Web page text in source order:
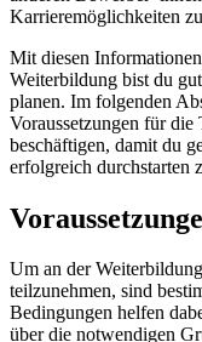
Karrieremöglichkeiten
Mit diesen
Weiterbildung bist du
planen. Im folgenden
Voraussetzungen für
beschäftigen, damit du
erfolgreich durchstarten
Um an der
teilzunehmen, sind
Bedingungen helfen
über die notwendigen